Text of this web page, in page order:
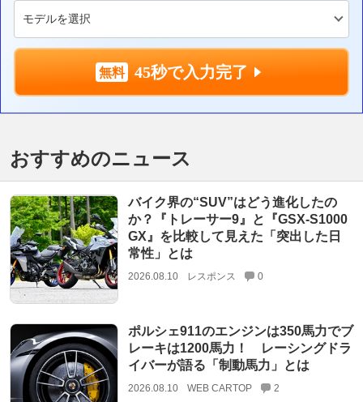
45秒で入力完了
おすすめのニュース
バイク界の“SUV”はどう進化したの
か？『トレーサー9』と『GSX-S1000
GX』を比較して見えた「突出した日
常性」とは
2026.08.10 レスポンス 0
ポルシェ911のエンジンは350馬力でブ
レーキは1200馬力！ レーシングドラ
イバーが語る「制動馬力」とは
2026.08.10 WEB CARTOP 2